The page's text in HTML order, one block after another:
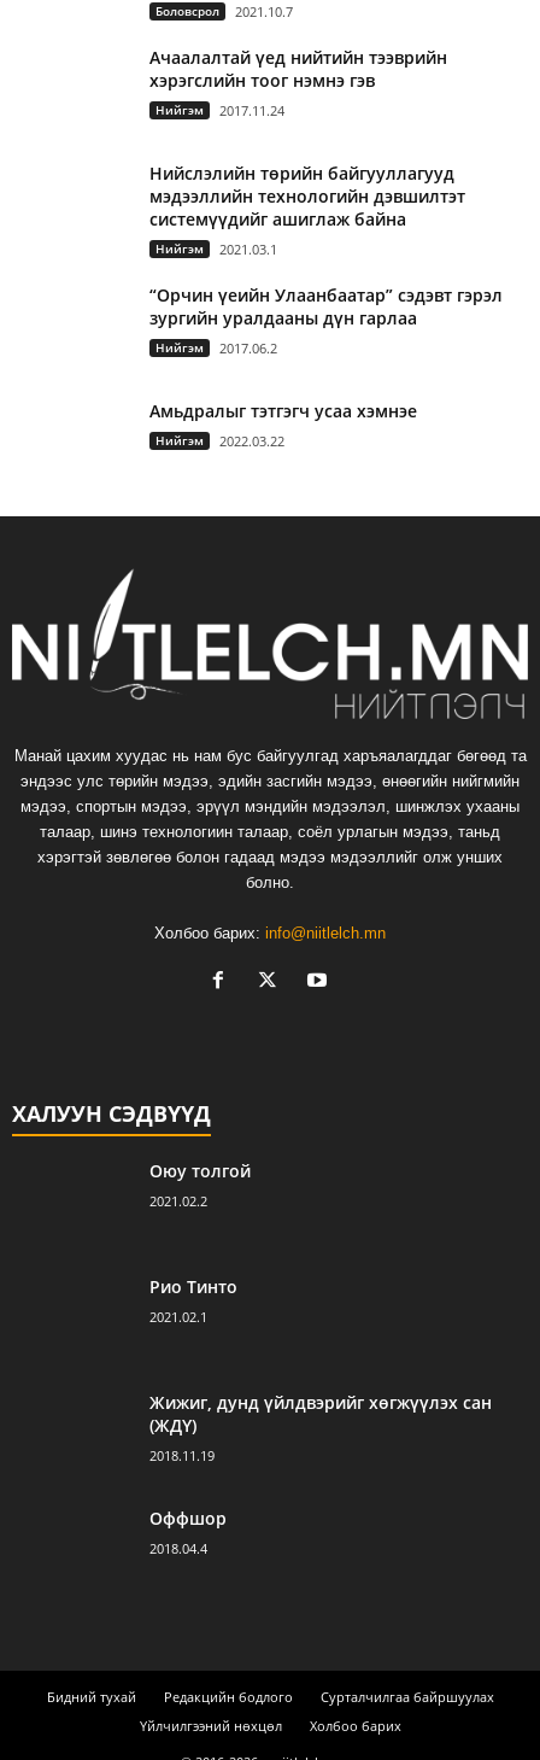
Боловсрол 2021.10.7
Ачаалалтай үед нийтийн тээврийн
хэрэгслийн тоог нэмнэ гэв
Нийгэм 2017.11.24
Нийслэлийн төрийн байгууллагууд
мэдээллийн технологийн дэвшилтэт
системүүдийг ашиглаж байна
Нийгэм 2021.03.1
“Орчин үеийн Улаанбаатар” сэдэвт гэрэл
зургийн уралдааны дүн гарлаа
Нийгэм 2017.06.2
Амьдралыг тэтгэгч усаа хэмнэе
Нийгэм 2022.03.22
Манай цахим хуудас нь нам бус байгуулгад харъяалагддаг бөгөөд та
эндээс улс төрийн мэдээ, эдийн засгийн мэдээ, өнөөгийн нийгмийн
мэдээ, спортын мэдээ, эрүүл мэндийн мэдээлэл, шинжлэх ухааны
талаар, шинэ технологиин талаар, соёл урлагын мэдээ, таньд
хэрэгтэй зөвлөгөө болон гадаад мэдээ мэдээллийг олж унших
болно.
Холбоо барих: info@niitlelch.mn
ХАЛУУН СЭДВҮҮД
Оюу толгой
2021.02.2
Рио Тинто
2021.02.1
Жижиг, дунд үйлдвэрийг хөгжүүлэх сан
(ЖДҮ)
2018.11.19
Оффшор
2018.04.4
Бидний тухай Редакцийн бодлого
Сурталчилгаа байршуулах
Үйлчилгээний нөхцөл
Холбоо барих